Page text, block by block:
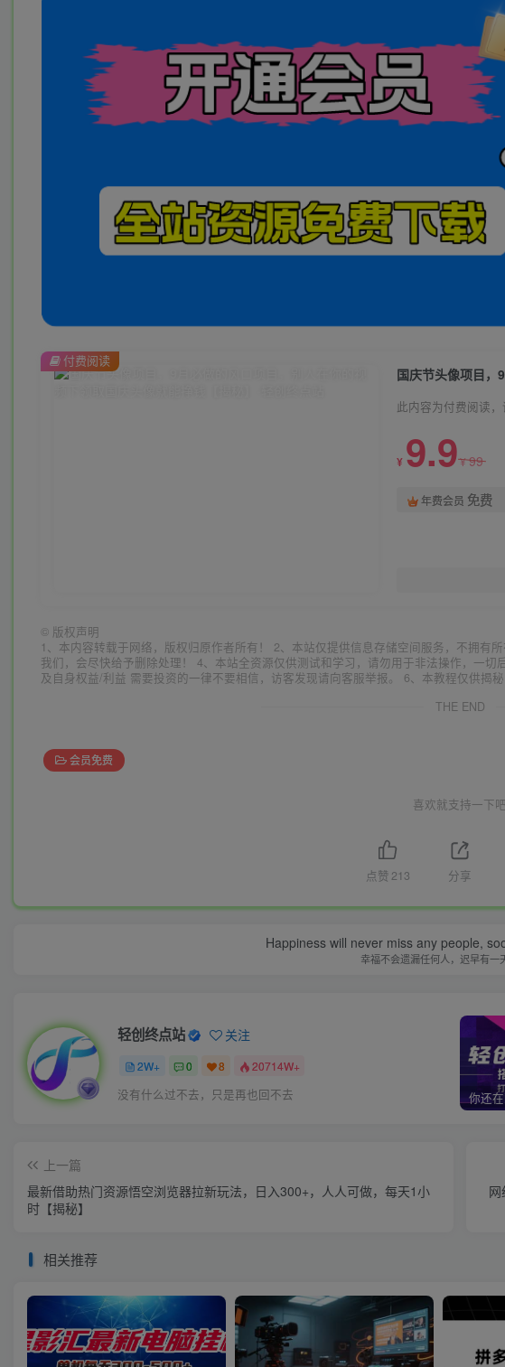
此内容为付费阅读
¥ 9.9¥99
年费会员 免费
付费阅读
© 版权声明
1、本内容转载于网络，版权归原作者所有！ 2、本站仅提供信息存储空间服务，不拥有
我们，会尽快给予删除处理！ 4、本站全资源仅供测试和学习，请勿用于非法操作，一
及自身权益/利益 需要投资的一律不要相信，访客发现请向客服举报。 6、本教程仅供揭
THE END
会员免费
喜欢就支持一下吧
点赞 213 分享
Happiness will never miss any people,
幸福不会遗漏任何人，迟早有一
轻创终点站 关注
2W+ 0 8 20714W+
没有什么过不去，只是再也回不去
上一篇
最新借助热门资源悟空浏览器拉新玩法，日入300+，人人可做，每天1小
时【揭秘】
相关推荐